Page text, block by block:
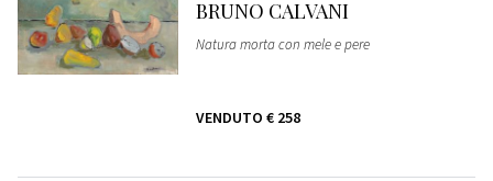
BRUNO CALVANI
Natura morta con mele e pere
VENDUTO € 258